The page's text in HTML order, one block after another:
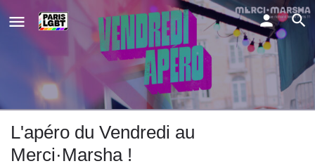
L'apéro du Vendredi au
Merci·Marsha !